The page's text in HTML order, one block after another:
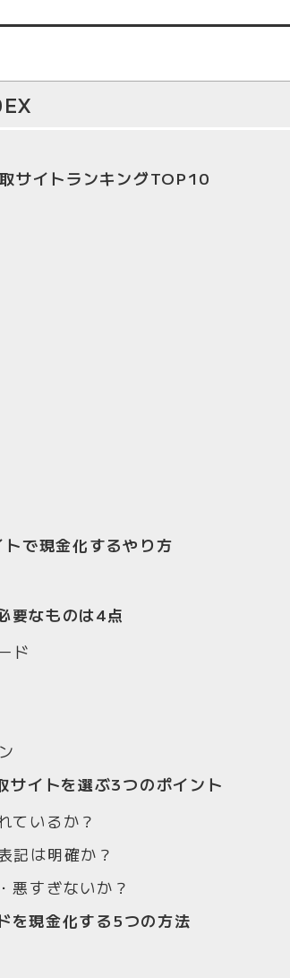
サイトランキングTOP10
で現金化するやり方
要なものは4点
ド
サイトを選ぶ3つのポイント
ているか？
記は明確か？
悪すぎないか？
を現金化する5つの方法